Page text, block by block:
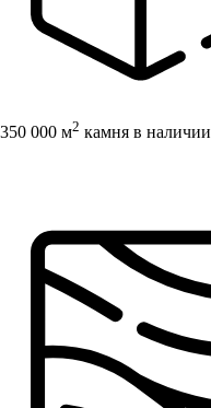
350 000 м2 камня в наличии